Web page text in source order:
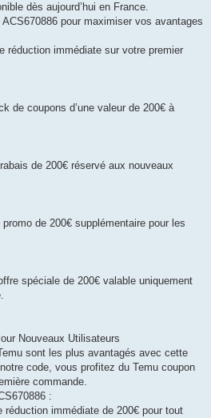
dès aujourd’hui en France.
pour maximiser vos avantages
réduction immédiate sur votre premier
de coupons d’une valeur de 200€ à
de 200€ réservé aux nouveaux
de 200€ supplémentaire pour les
spéciale de 200€ valable uniquement
Nouveaux Utilisateurs
sont les plus avantagés avec cette
code, vous profitez du Temu coupon
commande.
:
réduction immédiate de 200€ pour tout